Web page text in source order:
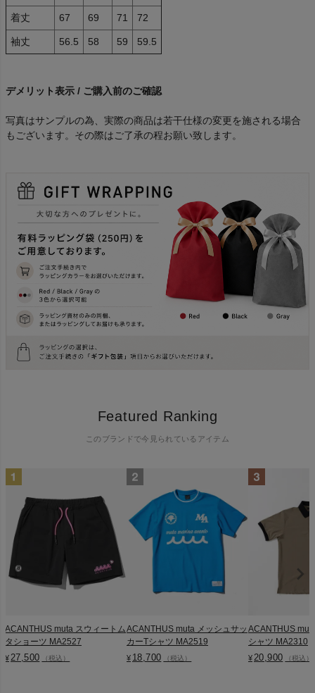
着丈 67 69 71 72
袖丈 56.5 58 59 59.5
デメリット表示 / ご購入前のご確認
写真はサンプルの為、実際の商品は若干仕様の変更を施される場合
もございます。その際はご了承の程お願い致します。
Featured Ranking
このブランドで今見られているアイテム
ACANTHUS muta スウィートム
タショーツ MA2527
¥27,500 （税込）
ACANTHUS muta メッシュサッ
カーTシャツ MA2519
¥ 18,700 （税込）
ACANTHUS
シャツ MA2310
¥20,900 （税込）